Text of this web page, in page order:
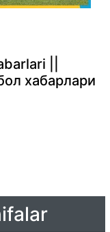
||
хабарлари